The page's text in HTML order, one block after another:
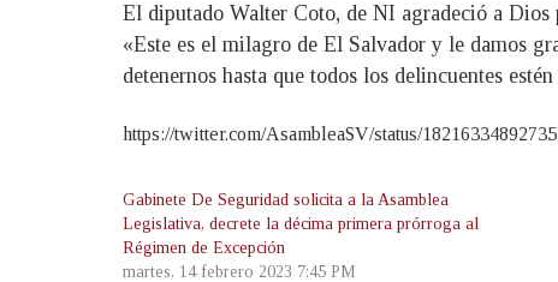
El diputado Walter Coto, de NI agradeció a
«Este es el milagro de El Salvador y le damos
detenernos hasta que todos los delincuentes
https://twitter.com/AsambleaSV/status/
Gabinete De Seguridad solicita a la Asamblea
Legislativa, decrete la décima primera prórroga al
Régimen de Excepción
martes, 14 febrero 2023 7:45 PM